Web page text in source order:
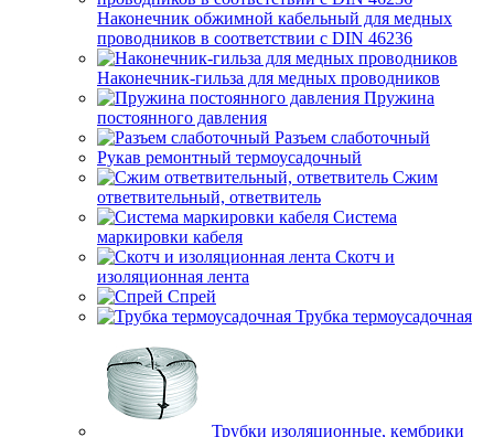
Наконечник обжимной кабельный для медных
проводников в соответствии с DIN 46236
Наконечник-гильза для медных проводников
Пружина
постоянного давления
Разъем слаботочный
Рукав ремонтный термоусадочный
Сжим
ответвительный, ответвитель
Система
маркировки кабеля
Скотч и
изоляционная лента
Спрей
Трубка термоусадочная
Трубки изоляционные, кембрики